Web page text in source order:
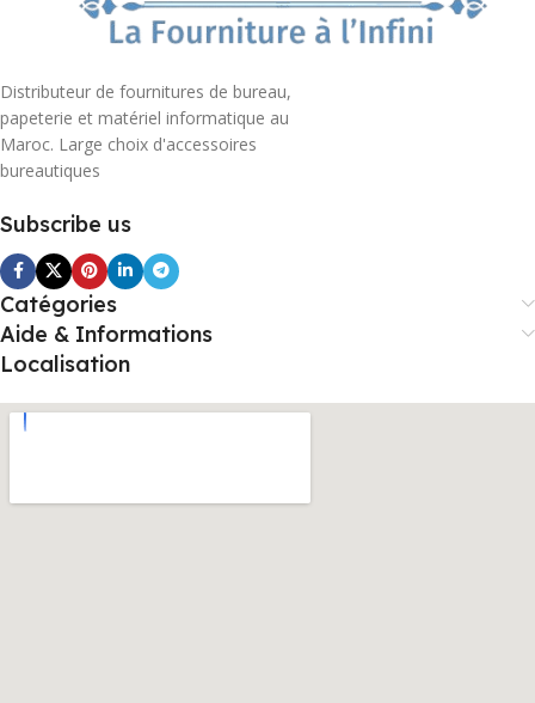
Distributeur de fournitures de bureau,
papeterie et matériel informatique au
Maroc. Large choix d'accessoires
bureautiques
Subscribe us
Catégories
Aide & Informations
Localisation